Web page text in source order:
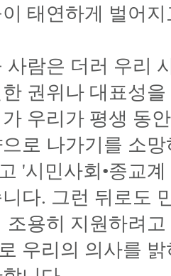
태연하게 벌어
사람은 더러 우리
권위나 대표성
우리가 평생 동
로 나가기를 소
'시민사회•종교
다. 그런 뒤로도
조용히 지원하려
우리의 의사를